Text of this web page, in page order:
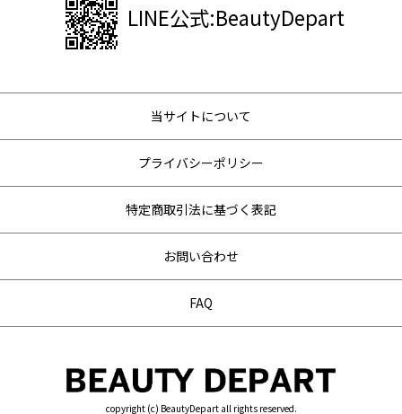
LINE公式:BeautyDepart
当サイトについて
プライバシーポリシー
特定商取引法に基づく表記
お問い合わせ
FAQ
copyright (c) BeautyDepart all rights reserved.